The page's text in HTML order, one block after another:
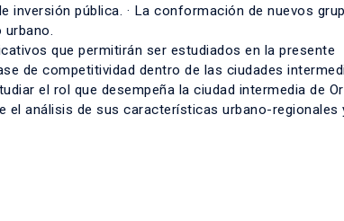
pública. · La conformación de nuevos
que permitirán ser estudiados en la presente
de competitividad dentro de las ciudades
el rol que desempeña la ciudad intermedia de
el análisis de sus características urbano-regionales